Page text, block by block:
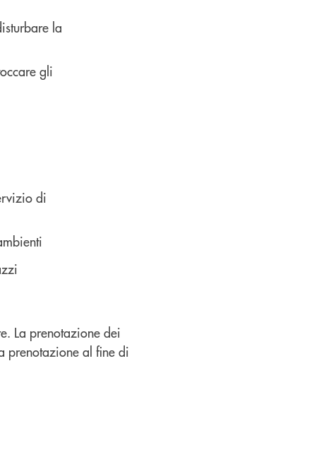
la
gli
di
La prenotazione dei
prenotazione al fine di